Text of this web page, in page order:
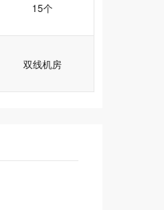
15个
双线机房